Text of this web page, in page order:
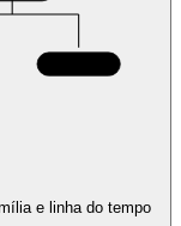
e linha do tempo